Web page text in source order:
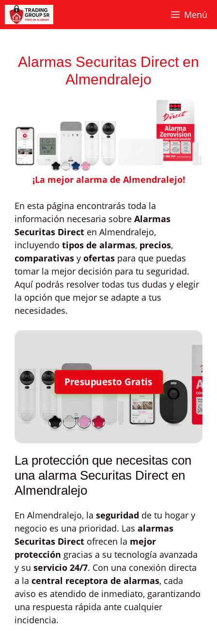
Saltar
contenido
Menú
Alarmas Securitas Direct en
Almendralejo
¡La mejor alarma de Almendralejo!
En esta página encontrarás toda la
información necesaria sobre Alarmas
Securitas Direct en Almendralejo,
incluyendo tipos de alarmas, precios,
comparativas y ofertas para que puedas
tomar la mejor decisión para tu seguridad.
Aquí podrás resolver todas tus dudas y elegir
la opción que mejor se adapte a tus
necesidades.
Presupuesto Gratis
La protección que necesitas con
una alarma Securitas Direct en
Almendralejo
En Almendralejo, la seguridad de tu hogar y
negocio es una prioridad. Las alarmas
Securitas Direct ofrecen la mejor
protección gracias a su tecnología avanzada
y su servicio 24/7. Con una conexión directa
a la central receptora de alarmas, cada
aviso es atendido de inmediato, garantizando
una respuesta rápida ante cualquier
incidencia.